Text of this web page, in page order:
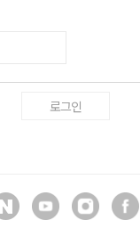
로그인